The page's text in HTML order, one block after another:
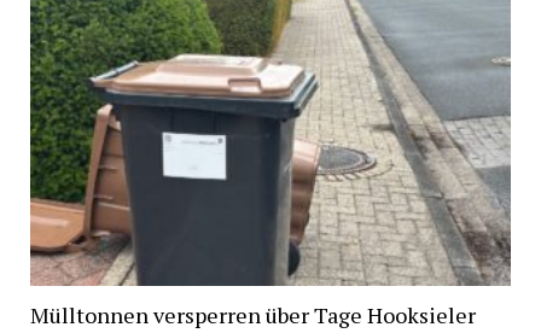
Mülltonnen versperren über Tage Hooksieler